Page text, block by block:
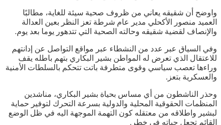
واوضح أن شقيقه يعاني من ظروف صحية سيئة للغاية، مطالبًا
العميد منصور الأكحلي مدير عام شرطة تعز النظر بعين العدالة
والإنصاف لقضية شقيقه وحالته الصحية التي تتدهور يوما بعد يوم.
وفي السياق عبر عدد من النشطاء عبر مواقع التواصل عن إدانتهم
للاعتقال الذي تعرض له المواطن بشير البكاري بتهم باطله يقف
وراءها تعصب سياسي وقوى متطرفة باتت تتحكم بالسلطات الأمنية
والعسكرية بتعز.
وحذر الناشطون من أي مساس بحياة بشير البكاري، مناشدين
المنظمات الحقوقية المحلية والدولية بسرعة التحرك لتوفير حماية
لبشير واطلاقه من معتقله كون التهمة الموجهة اليه في ظل الوضع
القائم تجعل حياته في خطر.